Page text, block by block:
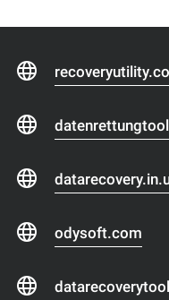
odysoft.com